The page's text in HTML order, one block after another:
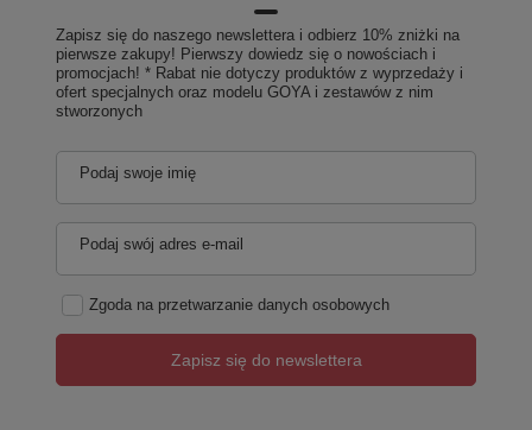
Zapisz się do naszego newslettera i odbierz 10% zniżki na
pierwsze zakupy! Pierwszy dowiedz się o nowościach i
promocjach! * Rabat nie dotyczy produktów z wyprzedaży i
ofert specjalnych oraz modelu GOYA i zestawów z nim
stworzonych
Podaj swoje imię
Podaj swój adres e-mail
Zgoda na przetwarzanie danych osobowych
Zapisz się do newslettera